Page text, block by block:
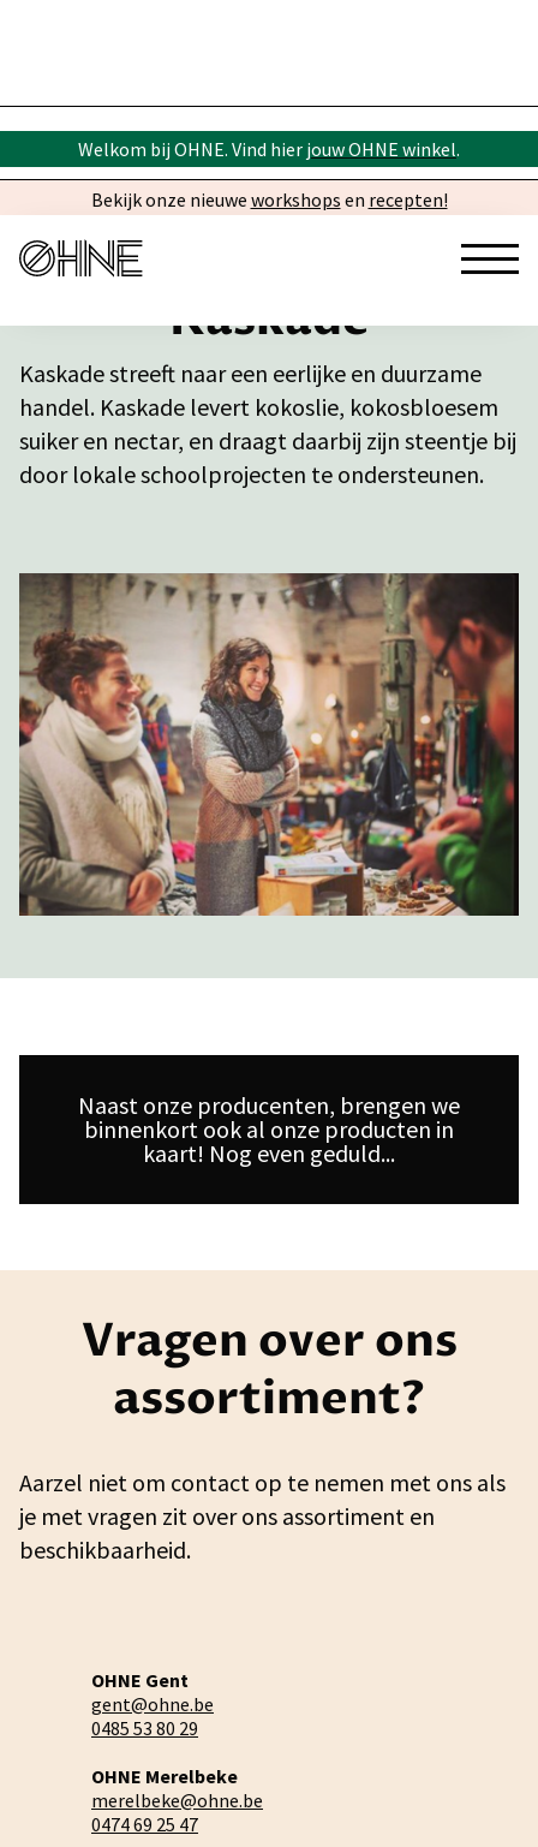
Welkom bij OHNE. Vind hier jouw OHNE winkel.
Bekijk onze nieuwe workshops en recepten!
Kaskade
Kaskade streeft naar een eerlijke en duurzame
handel. Kaskade levert kokoslie, kokosbloesem
suiker en nectar, en draagt daarbij zijn steentje bij
door lokale schoolprojecten te ondersteunen.
Naast onze producenten, brengen we
binnenkort ook al onze producten in
kaart! Nog even geduld...
Vragen over ons
assortiment?
Aarzel niet om contact op te nemen met ons als
je met vragen zit over ons assortiment en
beschikbaarheid.
OHNE Gent
gent@ohne.be
0485 53 80 29
OHNE Merelbeke
merelbeke@ohne.be
0474 69 25 47